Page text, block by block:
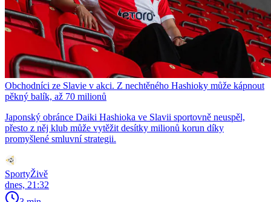
Obchodníci ze Slavie v akci. Z nechtěného Hashioky může kápnout
pěkný balík, až 70 milionů
Japonský obránce Daiki Hashioka ve Slavii sportovně neuspěl,
přesto z něj klub může vytěžit desítky milionů korun díky
promyšlené smluvní strategii.
SportyŽivě
dnes, 21:32